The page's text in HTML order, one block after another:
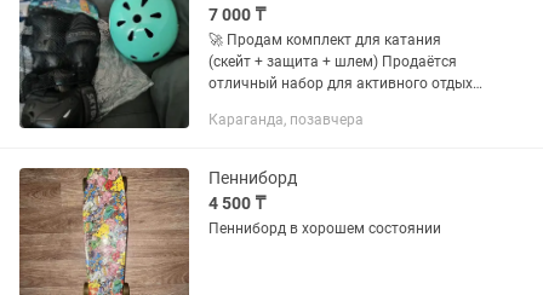
7 000 ₸
🚀 Продам комплект для катания
(скейт + защита + шлем) Продаётся
отличный набор для активного отдыха:
для начинающих) ✔️ Защитный
Караганда, позавчера
Пенниборд
4 500 ₸
Пенниборд в хорошем состоянии